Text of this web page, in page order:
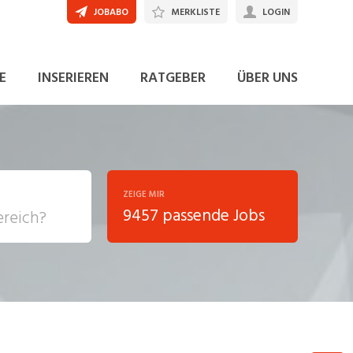
INSERIEREN RATGEBER ÜBER UNS
JOBABO MERKLISTE LOGIN
ZEIGE MIR
9457 passende Jobs